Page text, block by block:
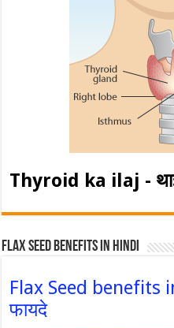
Thyroid ka ilaj -
Flax Seed Benefits in hindi
Flax Seed benefits
फायदे